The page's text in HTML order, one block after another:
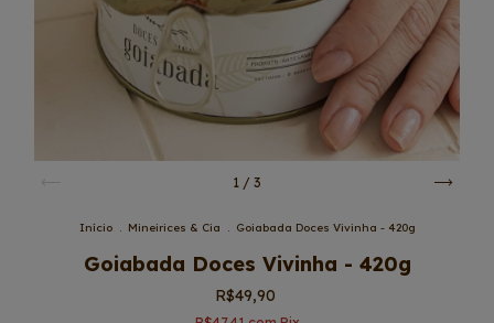
1 / 3
Início . Mineirices & Cia . Goiabada Doces Vivinha - 420g
Goiabada Doces Vivinha - 420g
R$49,90